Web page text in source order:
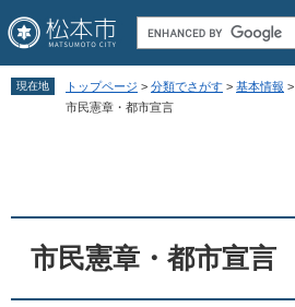
ペ
す
メ
し
現在地 トップページ > 分類でさがす > 基本情報 >
市民憲章・都市宣言
市民憲章・都市宣言